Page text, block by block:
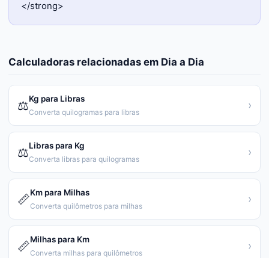
</strong>
Calculadoras relacionadas em Dia a Dia
⚖️Kg para Libras
Converta quilogramas para libras
›
⚖️Libras para Kg
Converta libras para quilogramas
›
📏Km para Milhas
Converta quilômetros para milhas
›
📏Milhas para Km
Converta milhas para quilômetros
›